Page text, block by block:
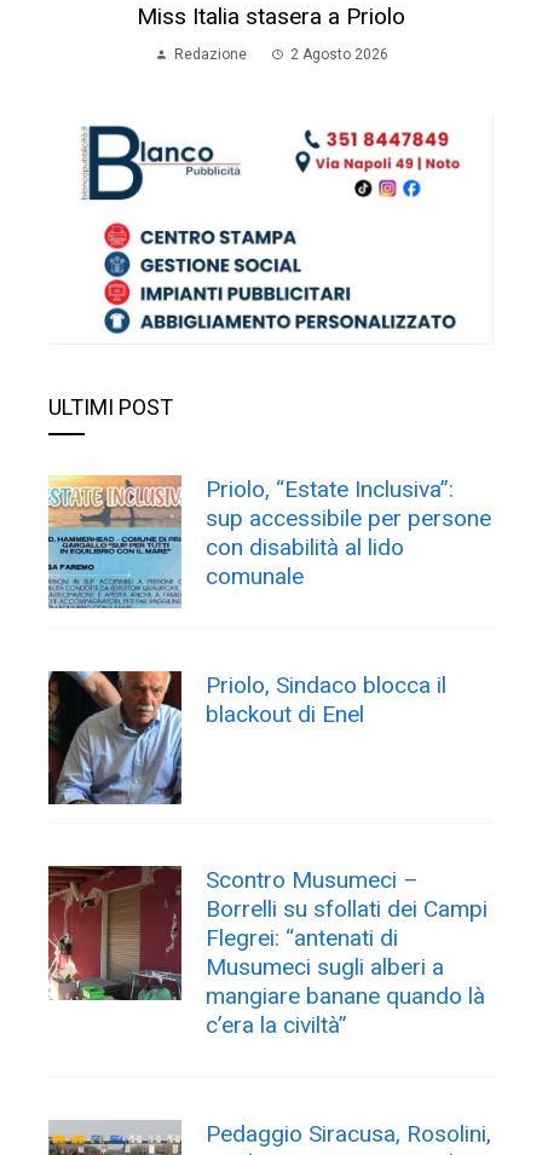
Miss Italia stasera a Priolo
Redazione 2 Agosto 2026
ULTIMI POST
Priolo, “Estate Inclusiva”:
sup accessibile per persone
con disabilità al lido
comunale
Priolo, Sindaco blocca il
blackout di Enel
Scontro Musumeci –
Borrelli su sfollati dei Campi
Flegrei: “antenati di
Musumeci sugli alberi a
mangiare banane quando là
c’era la civiltà”
Pedaggio Siracusa, Rosolini,